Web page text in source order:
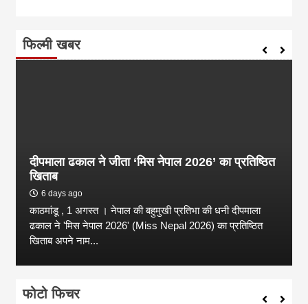
फिल्मी खबर
दीपमाला ढकाल ने जीता ‘मिस नेपाल 2026’ का प्रतिष्ठित
खिताब
6 days ago
काठमांडू , 1 अगस्त । नेपाल की बहुमुखी प्रतिभा की धनी दीपमाला
ढकाल ने 'मिस नेपाल 2026' (Miss Nepal 2026) का प्रतिष्ठित
खिताब अपने नाम...
फोटो फिचर